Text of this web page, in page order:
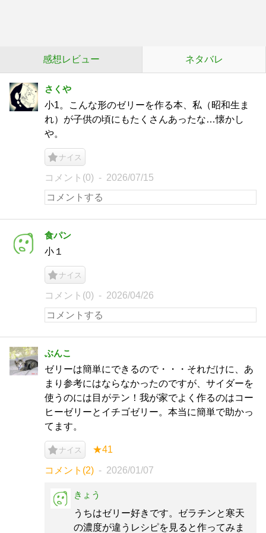
感想レビュー ネタバレ
さくや
小1。こんな形のゼリーを作る本、私（昭和生ま
れ）が子供の頃にもたくさんあったな…懐かし
や。
ナイス
コメント(0) 2026/07/15
食パン
小１
ナイス
コメント(0) 2026/04/26
ぶんこ
ゼリーは簡単にできるので・・・それだけに、あ
まり参考にはならなかったのですが、サイダーを
使うのには目がテン！我が家でよく作るのはコー
ヒーゼリーとイチゴゼリー。本当に簡単で助かっ
てます。
ナイス ★41
コメント(2) 2026/01/07
きょう
うちはゼリー好きです。ゼラチンと寒天
の濃度が違うレシピを見ると作ってみま